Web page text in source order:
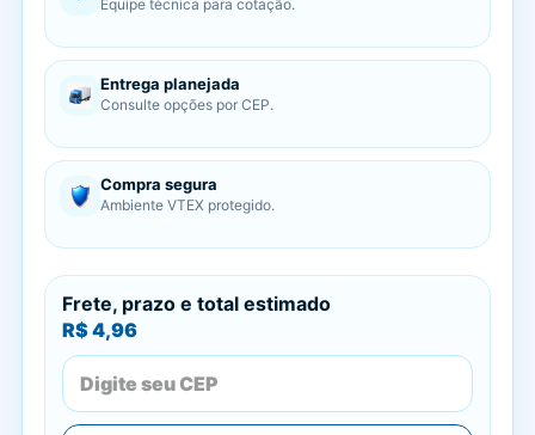
Equipe técnica para cotação.
Entrega planejada
Consulte opções por CEP.
Compra segura
Ambiente VTEX protegido.
Frete, prazo e total estimado
R$ 4,96